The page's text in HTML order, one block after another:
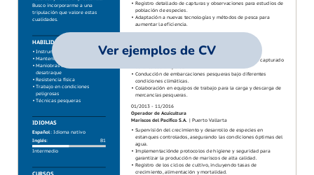
Ver ejemplos de CV